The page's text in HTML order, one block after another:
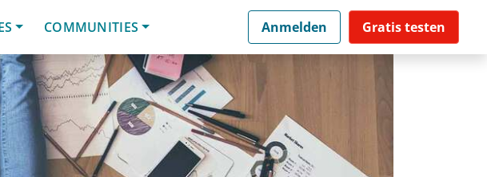
COMMUNITIES Anmelden Gratis testen